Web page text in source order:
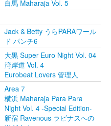
白馬 Maharaja Vol. 5
Jack & Betty うらPARAワール
ド パンチ6
大黒 Super Euro Night Vol. 04
湾岸道 Vol. 4
Eurobeat Lovers 管理人
Area 7
横浜 Maharaja Para Para
Night Vol. 4 -Special Edition-
新宿 Ravenous ラビナスへの